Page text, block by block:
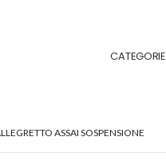
CATEGORIE
ASSAI SOSPENSIONE